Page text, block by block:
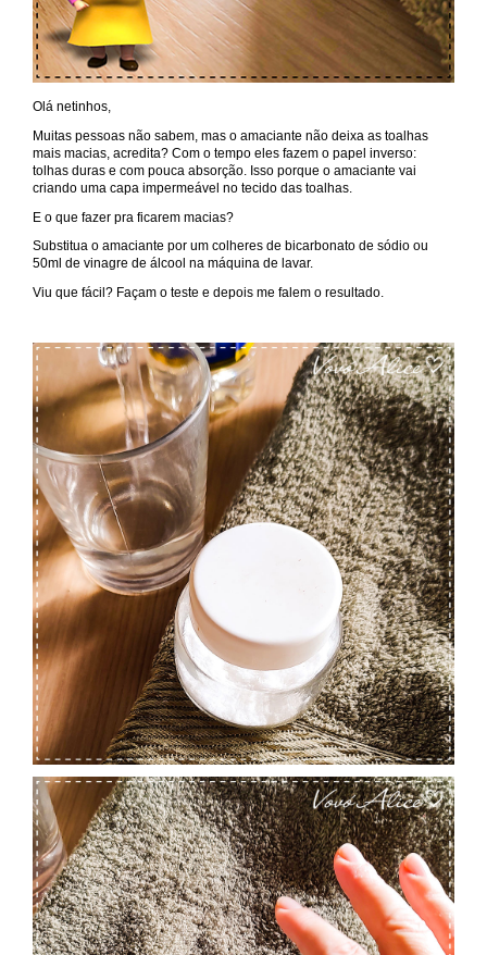
Olá netinhos,
Muitas pessoas não sabem, mas o amaciante não deixa as toalhas
mais macias, acredita? Com o tempo eles fazem o papel inverso:
tolhas duras e com pouca absorção. Isso porque o amaciante vai
criando uma capa impermeável no tecido das toalhas.
E o que fazer pra ficarem macias?
Substitua o amaciante por um colheres de bicarbonato de sódio ou
50ml de vinagre de álcool na máquina de lavar.
Viu que fácil? Façam o teste e depois me falem o resultado.